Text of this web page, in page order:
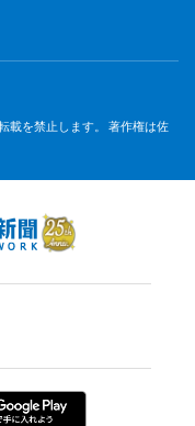
載を禁止します。 著作権は佐